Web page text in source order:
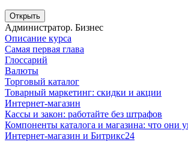
Открыть
Администратор. Бизнес
Описание курса
Самая первая глава
Глоссарий
Валюты
Торговый каталог
Товарный маркетинг: скидки и акции
Интернет-магазин
Кассы и закон: работайте без штрафов
Компоненты каталога и магазина: что они
Интернет-магазин и Битрикс24